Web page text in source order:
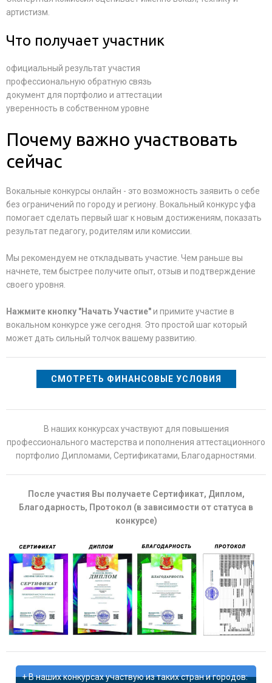
артистизм.
Что получает участник
официальный результат участия
профессиональную обратную связь
документ для портфолио и аттестации
уверенность в собственном уровне
Почему важно участвовать
сейчас
Вокальные конкурсы онлайн - это возможность заявить о себе
без ограничений по городу и региону. Вокальный конкурс уфа
помогает сделать первый шаг к новым достижениям, показать
результат педагогу, родителям или комиссии.
Мы рекомендуем не откладывать участие. Чем раньше вы
начнете, тем быстрее получите опыт, отзыв и подтверждение
своего уровня.
Нажмите кнопку "Начать Участие"и примите участие в
вокальном конкурсе уже сегодня. Это простой шаг который
может дать сильный толчок вашему развитию.
СМОТРЕТЬ ФИНАНСОВЫЕ УСЛОВИЯ
В наших конкурсах участвуют для повышения
профессионального мастерства и пополнения аттестационного
портфолио Дипломами, Сертификатами, Благодарностями.
После участия Вы получаете Сертификат, Диплом,
Благодарность, Протокол (в зависимости от статуса в
конкурсе)
В наших конкурсах участвую из таких стран и городов: